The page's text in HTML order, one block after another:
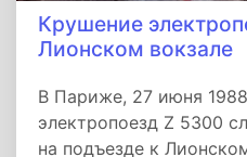
Крушение
Лионском вокзале
В Париже, 27 июня
электропоезд Z 5300
на подъезде к